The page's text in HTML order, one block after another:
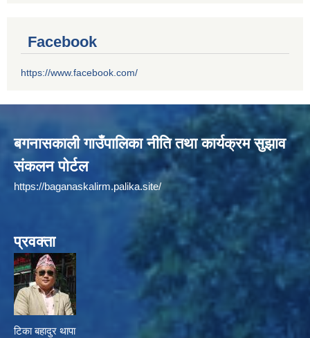
Facebook
https://www.facebook.com/
बगनासकाली गाउँपालिका नीति तथा कार्यक्रम सुझाव
संकलन पोर्टल
https://baganaskalirm.palika.site/
प्रवक्ता
टिका बहादुर थापा